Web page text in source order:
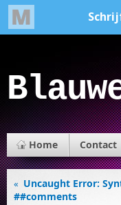
Home Contact
« Uncaught Error:
##comments